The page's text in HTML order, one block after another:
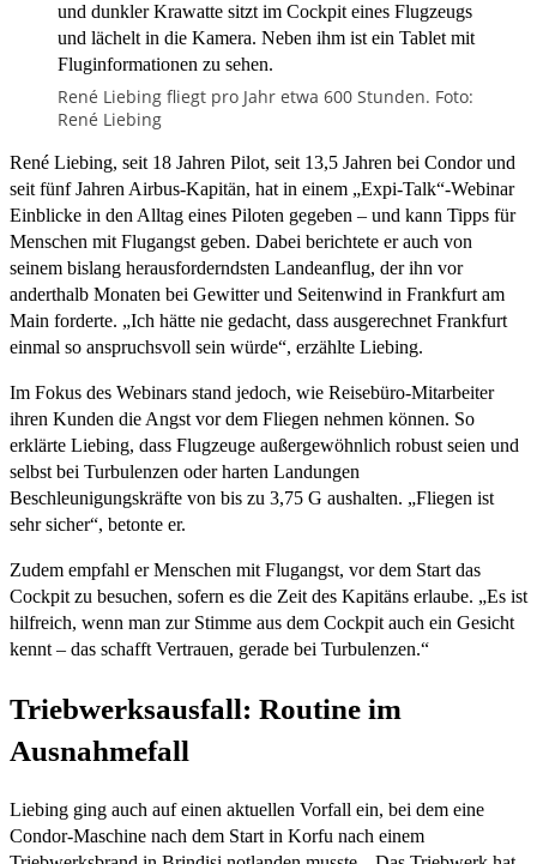
René Liebing fliegt pro Jahr etwa 600 Stunden. Foto:
René Liebing
René Liebing, seit 18 Jahren Pilot, seit 13,5 Jahren bei Condor und
seit fünf Jahren Airbus-Kapitän, hat in einem „Expi-Talk“-Webinar
Einblicke in den Alltag eines Piloten gegeben – und kann Tipps für
Menschen mit Flugangst geben. Dabei berichtete er auch von
seinem bislang herausforderndsten Landeanflug, der ihn vor
anderthalb Monaten bei Gewitter und Seitenwind in Frankfurt am
Main forderte. „Ich hätte nie gedacht, dass ausgerechnet Frankfurt
einmal so anspruchsvoll sein würde“, erzählte Liebing.
Im Fokus des Webinars stand jedoch, wie Reisebüro-Mitarbeiter
ihren Kunden die Angst vor dem Fliegen nehmen können. So
erklärte Liebing, dass Flugzeuge außergewöhnlich robust seien und
selbst bei Turbulenzen oder harten Landungen
Beschleunigungskräfte von bis zu 3,75 G aushalten. „Fliegen ist
sehr sicher“, betonte er.
Zudem empfahl er Menschen mit Flugangst, vor dem Start das
Cockpit zu besuchen, sofern es die Zeit des Kapitäns erlaube. „Es ist
hilfreich, wenn man zur Stimme aus dem Cockpit auch ein Gesicht
kennt – das schafft Vertrauen, gerade bei Turbulenzen.“
Triebwerksausfall: Routine im
Ausnahmefall
Liebing ging auch auf einen aktuellen Vorfall ein, bei dem eine
Condor-Maschine nach dem Start in Korfu nach einem